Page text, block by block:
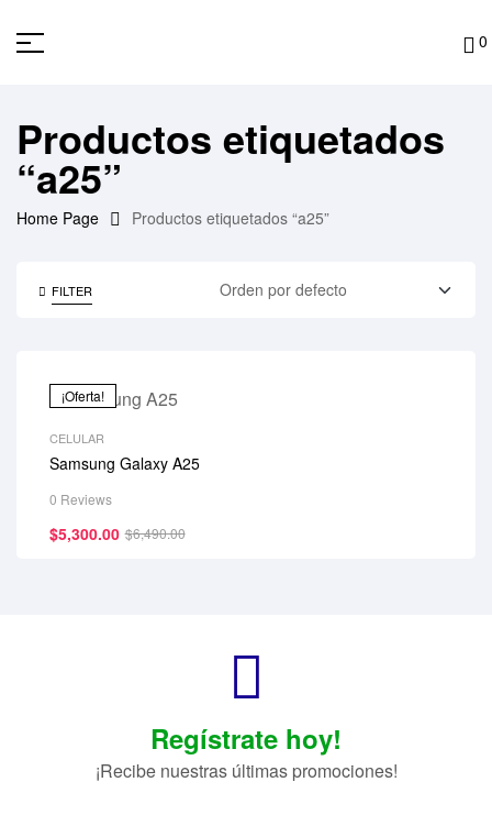
0
Productos etiquetados
“a25”
Home Page Productos etiquetados “a25”
FILTER
¡Oferta!
CELULAR
Samsung Galaxy A25
0 Reviews
$6,490.00
$5,300.00
Regístrate hoy!
¡Recibe nuestras últimas promociones!